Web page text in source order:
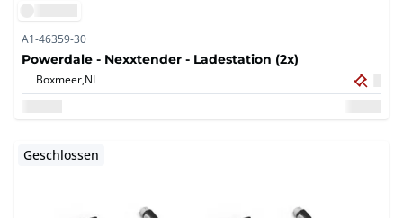
A1-46359-30
Powerdale - Nexxtender - Ladestation (2x)
Boxmeer,NL
Geschlossen